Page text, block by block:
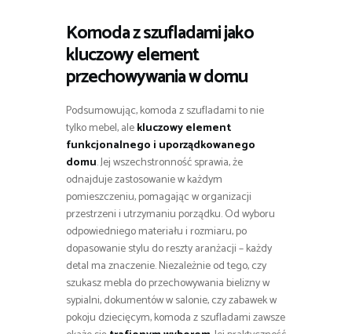
Komoda z szufladami jako
kluczowy element
przechowywania w domu
Podsumowując, komoda z szufladami to nie
tylko mebel, alekluczowy element
funkcjonalnego i uporządkowanego
domu. Jej wszechstronność sprawia, że
odnajduje zastosowanie w każdym
pomieszczeniu, pomagając w organizacji
przestrzeni i utrzymaniu porządku. Od wyboru
odpowiedniego materiału i rozmiaru, po
dopasowanie stylu do reszty aranżacji – każdy
detal ma znaczenie. Niezależnie od tego, czy
szukasz mebla do przechowywania bielizny w
sypialni, dokumentów w salonie, czy zabawek w
pokoju dziecięcym, komoda z szufladami zawsze